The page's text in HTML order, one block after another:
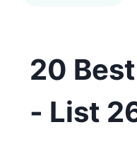
20
- List